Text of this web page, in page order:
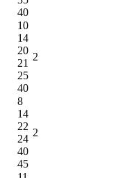
40
10
14
20
21
25
40
2
8
14
22
24
40
45
2